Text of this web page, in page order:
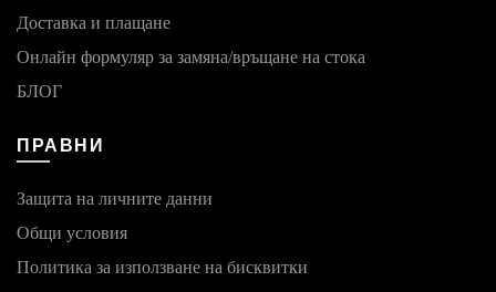
Доставка и плащане
Онлайн формуляр за замяна/връщане на стока
БЛОГ
ПРАВНИ
Защита на личните данни
Общи условия
Политика за използване на бисквитки